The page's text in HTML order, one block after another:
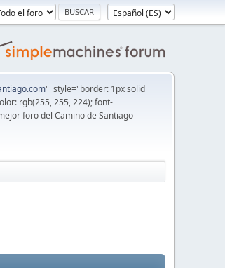
" style="border: 1px solid
rgb(255, 255, 224); font-
foro del Camino de Santiago